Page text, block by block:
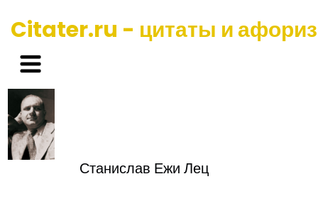
Citater.ru - цитаты и
Станислав Ежи Лец